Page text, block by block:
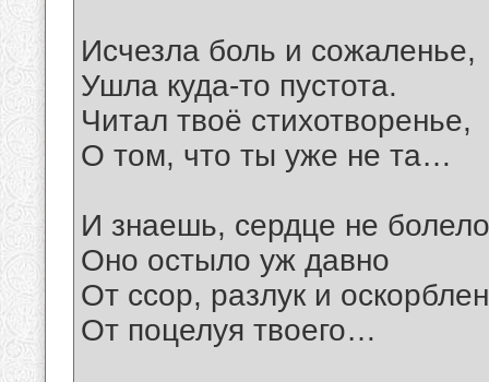
Исчезла боль и сожаленье,
Ушла куда-то пустота.
Читал твоё стихотворенье,
О том, что ты уже не та…
И знаешь, сердце не
Оно остыло уж давно
От ссор, разлук и
От поцелуя твоего…